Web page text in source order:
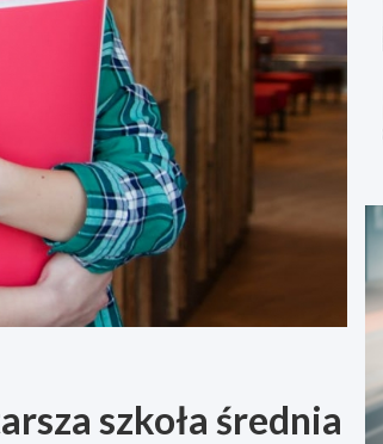
szkoła średnia